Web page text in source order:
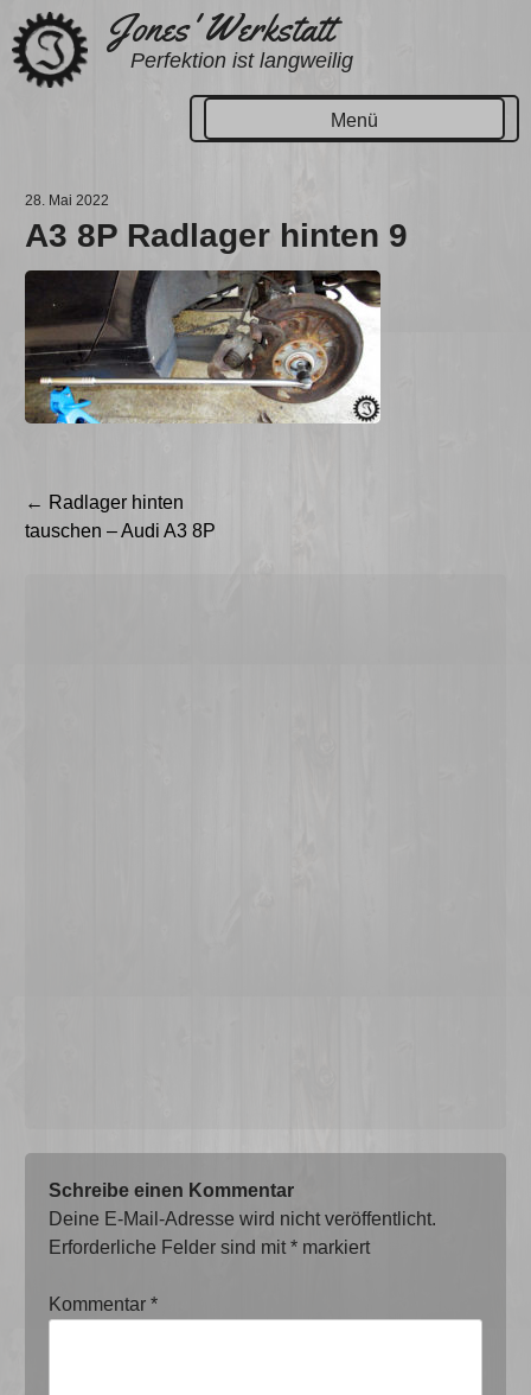
Zum
Inhalt
springen
Jones' Werkstatt
Perfektion ist langweilig
Menü
28. Mai 2022
A3 8P Radlager hinten 9
Beitragsnavigation
← Radlager hinten
tauschen – Audi A3 8P
Schreibe einen Kommentar
Deine E-Mail-Adresse wird nicht veröffentlicht.
Erforderliche Felder sind mit* markiert
Kommentar*